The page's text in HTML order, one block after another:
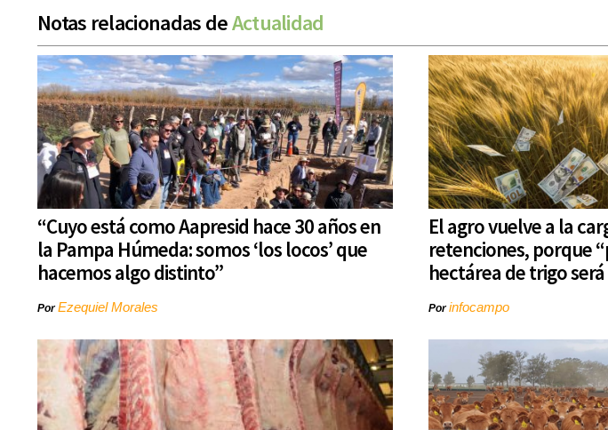
Notas relacionadas deActualidad
“Cuyo está como Aapresid hace 30 años en
la Pampa Húmeda: somos ‘los locos’ que
hacemos algo distinto”
PorEzequiel Morales
El agro vuelve a la
retenciones, porque
hectárea de trigo
Porinfocampo